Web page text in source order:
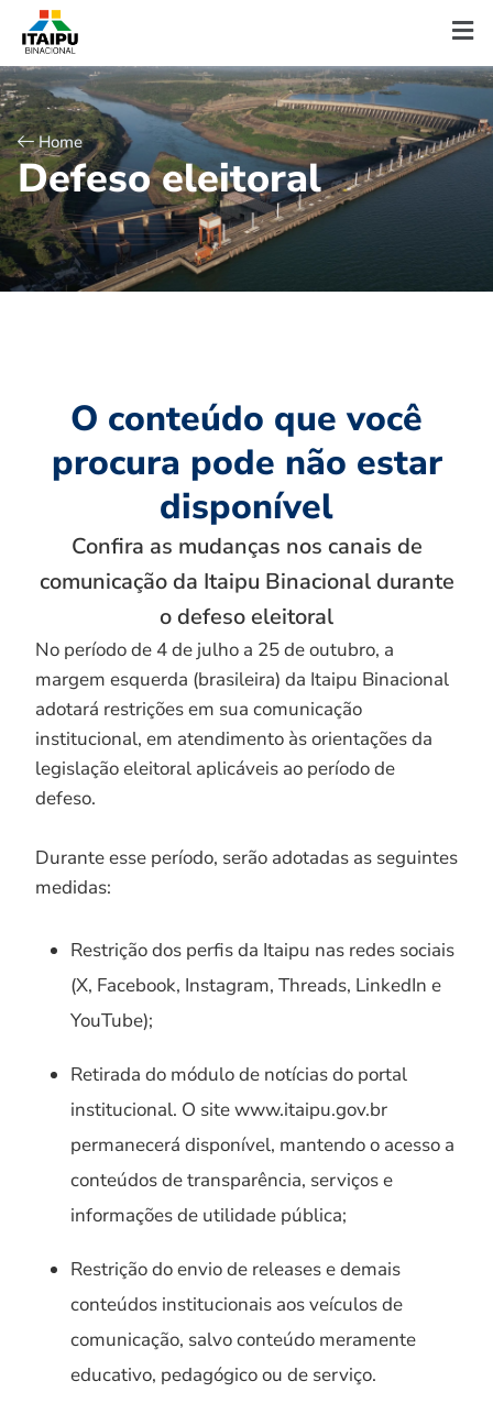
Home
Defeso eleitoral
O conteúdo que você
procura pode não estar
disponível
Confira as mudanças nos canais de
comunicação da Itaipu Binacional durante
o defeso eleitoral
No período de 4 de julho a 25 de outubro, a
margem esquerda (brasileira) da Itaipu Binacional
adotará restrições em sua comunicação
institucional, em atendimento às orientações da
legislação eleitoral aplicáveis ao período de
defeso.
Durante esse período, serão adotadas as seguintes
medidas:
Restrição dos perfis da Itaipu nas redes sociais
(X, Facebook, Instagram, Threads, LinkedIn e
YouTube);
Retirada do módulo de notícias do portal
institucional. O site www.itaipu.gov.br
permanecerá disponível, mantendo o acesso a
conteúdos de transparência, serviços e
informações de utilidade pública;
Restrição do envio de releases e demais
conteúdos institucionais aos veículos de
comunicação, salvo conteúdo meramente
educativo, pedagógico ou de serviço.